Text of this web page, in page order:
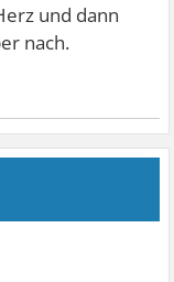
und dann
nach.